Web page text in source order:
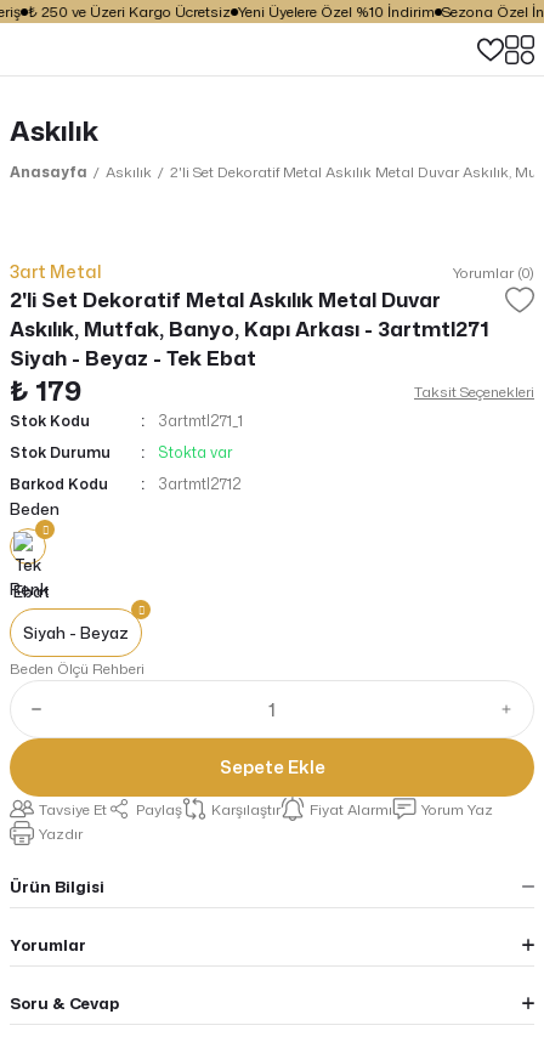
₺ 250 ve Üzeri Kargo Ücretsiz Yeni Üyelere Özel %10 İndirim Sezona Özel
Askılık
Anasayfa Askılık 2'li Set Dekoratif Metal Askılık Metal Duvar Askılık,
3art Metal Yorumlar (0)
2'li Set Dekoratif Metal Askılık Metal Duvar
Askılık, Mutfak, Banyo, Kapı Arkası - 3artmtl271
Siyah - Beyaz - Tek Ebat
₺ 179
Taksit Seçenekleri
Stok Kodu
3artmtl271_1
Stok Durumu
Stokta var
Barkod Kodu
3artmtl2712
Beden
Renk
Siyah - Beyaz
Beden Ölçü Rehberi
Sepete Ekle
Tavsiye Et Paylaş Karşılaştır Fiyat Alarmı
Yorum Yaz
Yazdır
Ürün Bilgisi
Yorumlar
Soru & Cevap